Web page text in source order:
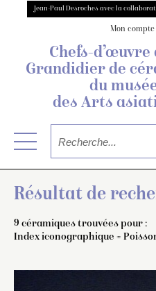
Jean-Paul Desroches avec la
Mon compte
Chefs-
Grandidierde
du
des Arts
Résultat de
9 céramiques trouvées pour :
Index iconographique =